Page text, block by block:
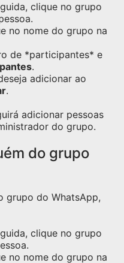
clique no grupo
no nome do grupo na
de *participantes* e
.
adicionar ao
.
adicionar pessoas
do grupo.
do grupo
grupo do WhatsApp,
clique no grupo
no nome do grupo na